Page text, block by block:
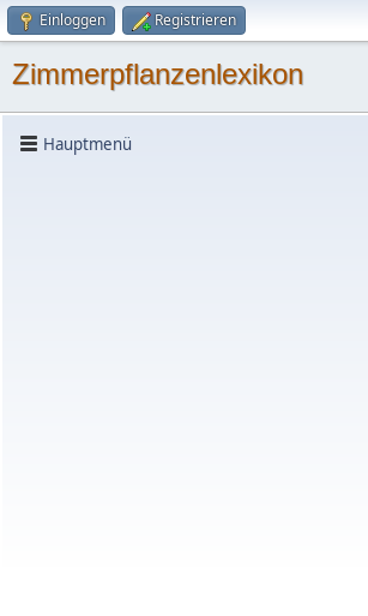
Einloggen Registrieren
Zimmerpflanzenlexikon
Hauptmenü